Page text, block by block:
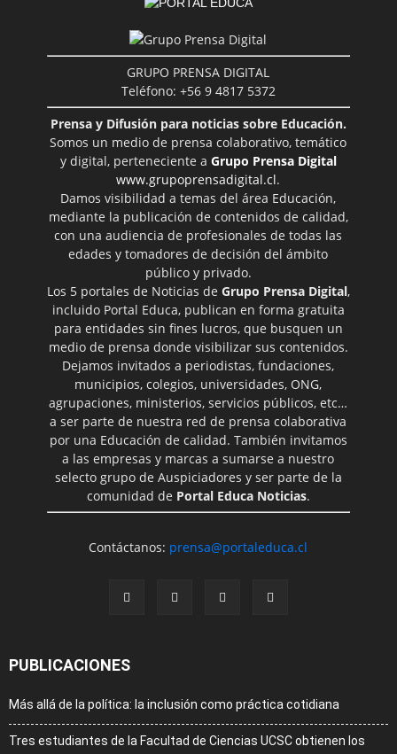
GRUPO PRENSA DIGITAL
Teléfono: +56 9 4817 5372
Prensa y Difusión para noticias sobre Educación.
Somos un medio de prensa colaborativo, temático
y digital, perteneciente a Grupo Prensa Digital
www.grupoprensadigital.cl.
Damos visibilidad a temas del área Educación,
mediante la publicación de contenidos de calidad,
con una audiencia de profesionales de todas las
edades y tomadores de decisión del ámbito
público y privado.
Los 5 portales de Noticias de Grupo Prensa Digital,
incluido Portal Educa, publican en forma gratuita
para entidades sin fines lucros, que busquen un
medio de prensa donde visibilizar sus contenidos.
Dejamos invitados a periodistas, fundaciones,
municipios, colegios, universidades, ONG,
agrupaciones, ministerios, servicios públicos, etc…
a ser parte de nuestra red de prensa colaborativa
por una Educación de calidad. También invitamos
a las empresas y marcas a sumarse a nuestro
selecto grupo de Auspiciadores y ser parte de la
comunidad de Portal Educa Noticias.
Contáctanos: prensa@portaleduca.cl
PUBLICACIONES
Más allá de la política: la inclusión como práctica cotidiana
Tres estudiantes de la Facultad de Ciencias UCSC obtienen los